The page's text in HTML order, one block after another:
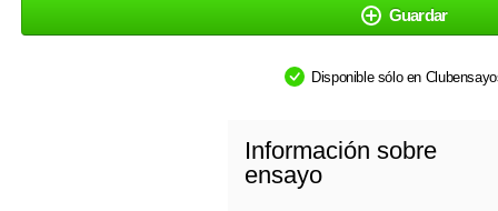
Guardar
Disponible sólo en
Información sobre
ensayo